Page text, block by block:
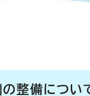
整備につい